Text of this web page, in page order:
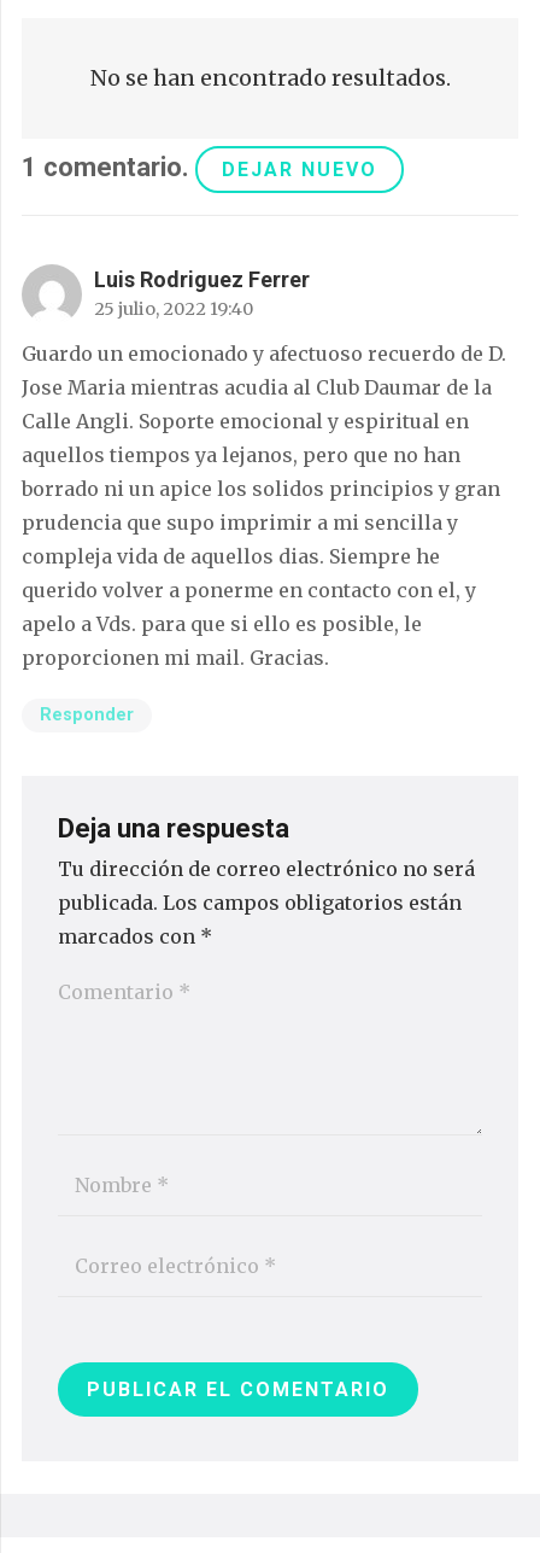
No se han encontrado resultados.
1 comentario. DEJAR NUEVO
Luis Rodriguez Ferrer
25 julio, 2022 19:40
Guardo un emocionado y afectuoso recuerdo de D.
Jose Maria mientras acudia al Club Daumar de la
Calle Angli. Soporte emocional y espiritual en
aquellos tiempos ya lejanos, pero que no han
borrado ni un apice los solidos principios y gran
prudencia que supo imprimir a mi sencilla y
compleja vida de aquellos dias. Siempre he
querido volver a ponerme en contacto con el, y
apelo a Vds. para que si ello es posible, le
proporcionen mi mail. Gracias.
Responder
Deja una respuesta
Tu dirección de correo electrónico no será
publicada. Los campos obligatorios están
marcados con *
PUBLICAR EL COMENTARIO